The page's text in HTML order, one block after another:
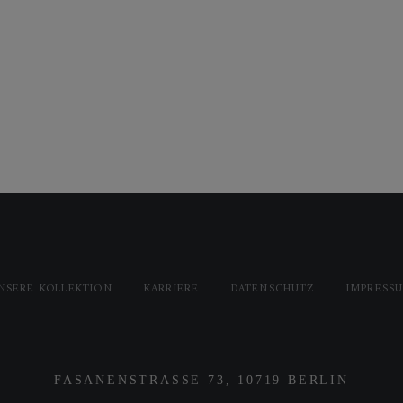
KOLLEKTION KARRIERE DATENSCHUTZ
FASANENSTRASSE 73, 10719 BERLIN